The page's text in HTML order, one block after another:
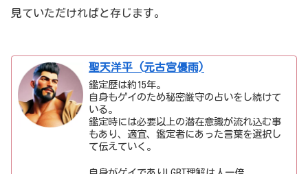
見ていただければと存じます。
聖天洋平 (元古宮優雨)
鑑定歴は約15年。
自身もゲイのため秘密厳守の占いをし続けて
いる。
鑑定時には必要以上の潜在意識が流れ込む事
もあり、適宜、鑑定者にあった言葉を選択し
て伝えていく。